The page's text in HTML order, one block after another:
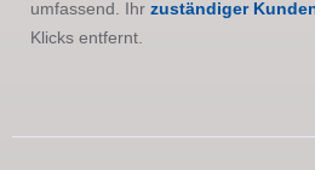
umfassend. Ihr zuständiger
Klicks entfernt.